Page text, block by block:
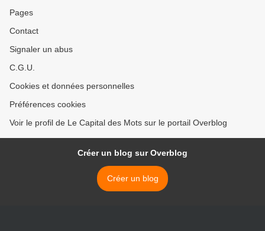
Pages
Contact
Signaler un abus
C.G.U.
Cookies et données personnelles
Préférences cookies
Voir le profil de Le Capital des Mots sur le portail Overblog
Créer un blog sur Overblog
Créer un blog